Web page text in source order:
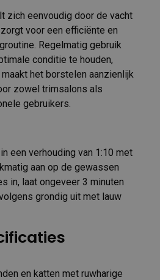
zich eenvoudig door de vacht
voor een efficiënte en
Regelmatig gebruik
conditie te houden,
het borstelen aanzienlijk
zowel trimsalons als
gebruikers.
een verhouding van 1:10 met
aan op de gewassen
in, laat ongeveer 3 minuten
grondig uit met lauw
en katten met ruwharige